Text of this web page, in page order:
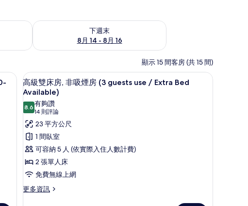
應情況
下週末
8月 14 - 8月 16
查看下週末 (8月 14 - 8月 16) 的供應情況
顯示 15 間客房 (共 15 間)
顯
示
高
級
雙
床
房,
非
吸
煙
高級雙床房, 非吸煙房 (3 guests use / Extra
10
高級雙床房, 非吸煙房 (3 guests use / Extra Bed
Available)
8.68.6 分，滿分 10 分
有夠讚
14 則評論
(14
則
評
論)
23 平方公尺
1 間臥室
可容納 5 人 (依實際入住人數計費)
2 張單人床
免費無線上網
更多資訊
更